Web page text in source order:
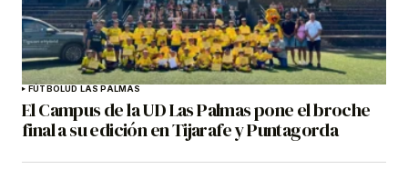
FÚTBOLUD LAS PALMAS
El Campus de la UD Las Palmas pone el broche
final a su edición en Tijarafe y Puntagorda